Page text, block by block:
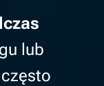
lub